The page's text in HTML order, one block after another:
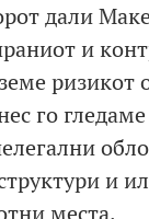
дали
и
ризикот
го
и